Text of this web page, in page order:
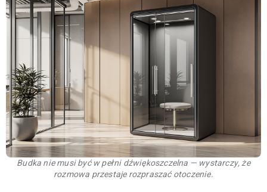
Budka nie musi być w pełni dźwiękoszczelna — wystarczy, że
rozmowa przestaje rozpraszać otoczenie.